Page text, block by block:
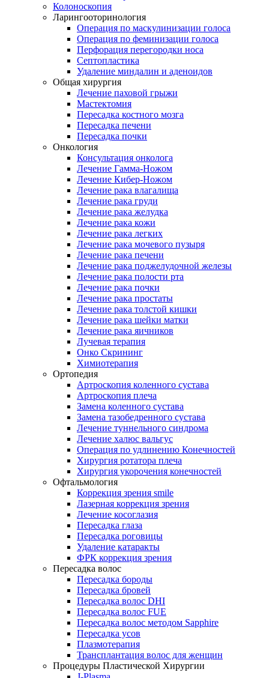
Колоноскопия
Ларингооторинология
Операция по маскулинизации голоса
Операция по феминизации голоса
Перфорация перегородки носа
Септопластика
Удаление миндалин и аденоидов
Общая хирургия
Лечение паховой грыжи
Мастектомия
Пересадка костного мозга
Пересадка печени
Пересадка почки
Онкология
Консультация онколога
Лечение Гамма-Ножом
Лечение Кибер-Ножом
Лечение рака влагалища
Лечение рака груди
Лечение рака желудка
Лечение рака кожи
Лечение рака легких
Лечение рака мочевого пузыря
Лечение рака печени
Лечение рака поджелудочной железы
Лечение рака полости рта
Лечение рака почки
Лечение рака простаты
Лечение рака толстой кишки
Лечение рака шейки матки
Лечение рака яичников
Лучевая терапия
Онко Скрининг
Химиотерапия
Ортопедия
Артроскопия коленного сустава
Артроскопия плеча
Замена коленного сустава
Замена тазобедренного сустава
Лечение туннельного синдрома
Лечение халюс вальгус
Операция по удлинению Конечностей
Хирургия ротатора плеча
Хирургия укорочения конечностей
Офтальмология
Коррекция зрения smile
Лазерная коррекция зрения
Лечение косоглазия
Пересадка глаза
Пересадка роговицы
Удаление катаракты
ФРК коррекция зрения
Пересадка волос
Пересадка бороды
Пересадка бровей
Пересадка волос DHI
Пересадка волос FUE
Пересадка волос методом Sapphire
Пересадка усов
Плазмотерапия
Трансплантация волос для женщин
Процедуры Пластической Хирургии